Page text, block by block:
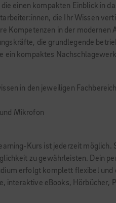
einen kompakten Einblick in
die Ihr Wissen
Kompetenzen in der
die grundlegende
ein kompaktes
in den jeweiligen
Mikrofon
Kurs ist jederzeit
zu gewährleisten. Dein
erfolgt komplett flexibel
interaktive eBooks, Hörbücher,